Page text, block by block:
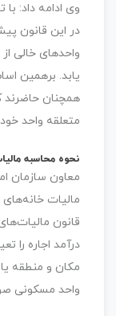
وی ادامه داد:
در این قانون
واحدهای خالی
یابد. برهمین
متعلقه واحد خود
نحوه محاسبه
معاون سازمان
قانون
درآمد اجاره را
مکان و منطقه
واحد مسکونی